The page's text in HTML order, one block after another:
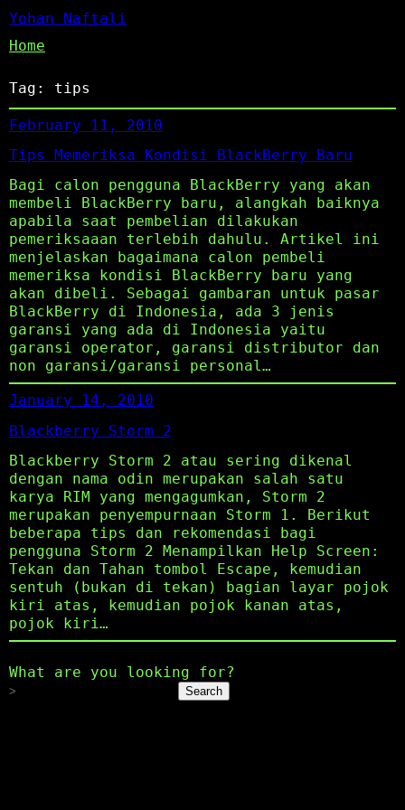
Yohan Naftali
Home
Tag: tips
February 11, 2010
Tips Memeriksa Kondisi BlackBerry Baru
Bagi calon pengguna BlackBerry yang akan
membeli BlackBerry baru, alangkah baiknya
apabila saat pembelian dilakukan
pemeriksaaan terlebih dahulu. Artikel ini
menjelaskan bagaimana calon pembeli
memeriksa kondisi BlackBerry baru yang
akan dibeli. Sebagai gambaran untuk pasar
BlackBerry di Indonesia, ada 3 jenis
garansi yang ada di Indonesia yaitu
garansi operator, garansi distributor dan
non garansi/garansi personal…
January 14, 2010
Blackberry Storm 2
Blackberry Storm 2 atau sering dikenal
dengan nama odin merupakan salah satu
karya RIM yang mengagumkan, Storm 2
merupakan penyempurnaan Storm 1. Berikut
beberapa tips dan rekomendasi bagi
pengguna Storm 2 Menampilkan Help Screen:
Tekan dan Tahan tombol Escape, kemudian
sentuh (bukan di tekan) bagian layar pojok
kiri atas, kemudian pojok kanan atas,
pojok kiri…
What are you looking for?
Search